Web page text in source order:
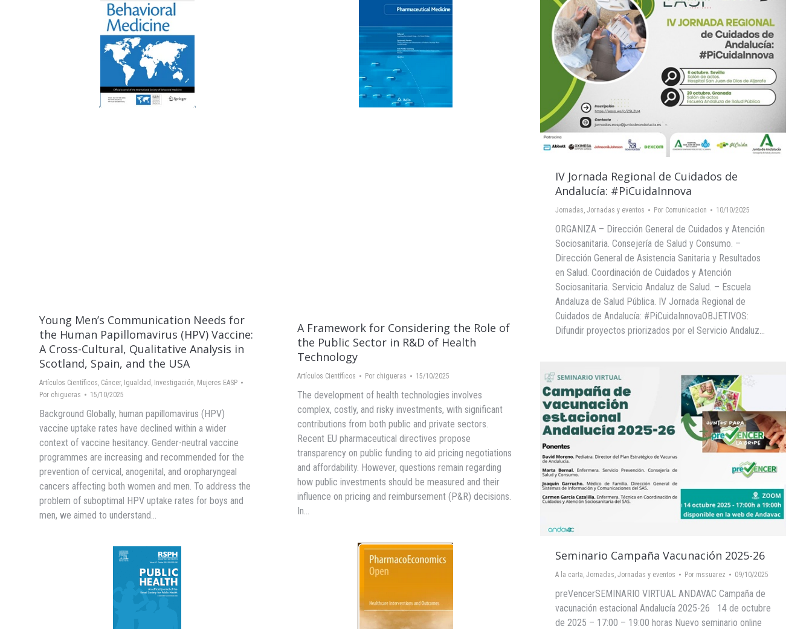
Young Men’s Communication Needs for
the Human Papillomavirus (HPV) Vaccine:
A Cross-Cultural, Qualitative Analysis in
Scotland, Spain, and the USA
Artículos Científicos, Cáncer, Igualdad , Investigación, Mujeres EASP
Por chigueras 15/10/2025
Background Globally, human papillomavirus (HPV)
vaccine uptake rates have declined within a wider
context of vaccine hesitancy. Gender-neutral vaccine
programmes are increasing and recommended for the
prevention of cervical, anogenital, and oropharyngeal
cancers affecting both women and men. To address the
problem of suboptimal HPV uptake rates for boys and
men, we aimed to understand…
A Framework for Considering the Role of
the Public Sector in R&D of Health
Technology
Artículos Científicos Por chigueras 15/10/2025
The development of health technologies involves
complex, costly, and risky investments, with significant
contributions from both public and private sectors.
Recent EU pharmaceutical directives propose
transparency on public funding to aid pricing negotiations
and affordability. However, questions remain regarding
how public investments should be measured and their
influence on pricing and reimbursement (P&R) decisions.
In…
IV Jornada Regional de Cuidados de
Andalucía: #PiCuidaInnova
Jornadas Jornadas y eventos Por Comunicacion 10/10/2025
ORGANIZA – Dirección General de Cuidados y Atención
Sociosanitaria. Consejería de Salud y Consumo. –
Dirección General de Asistencia Sanitaria y Resultados
en Salud. Coordinación de Cuidados y Atención
Sociosanitaria. Servicio Andaluz de Salud. – Escuela
Andaluza de Salud Pública. IV Jornada Regional de
Cuidados de Andalucía: #PiCuidaInnovaOBJETIVOS:
Difundir proyectos priorizados por el Servicio Andaluz…
Seminario Campaña Vacunación 2025-26
A la carta Jornadas Jornadas y eventos Por mssuarez 09/10/2025
preVencerSEMINARIO VIRTUAL ANDAVAC Campaña de
vacunación estacional Andalucía 2025-26 14 de octubre
de 2025 – 17:00 – 19:00 horas Nuevo seminario online